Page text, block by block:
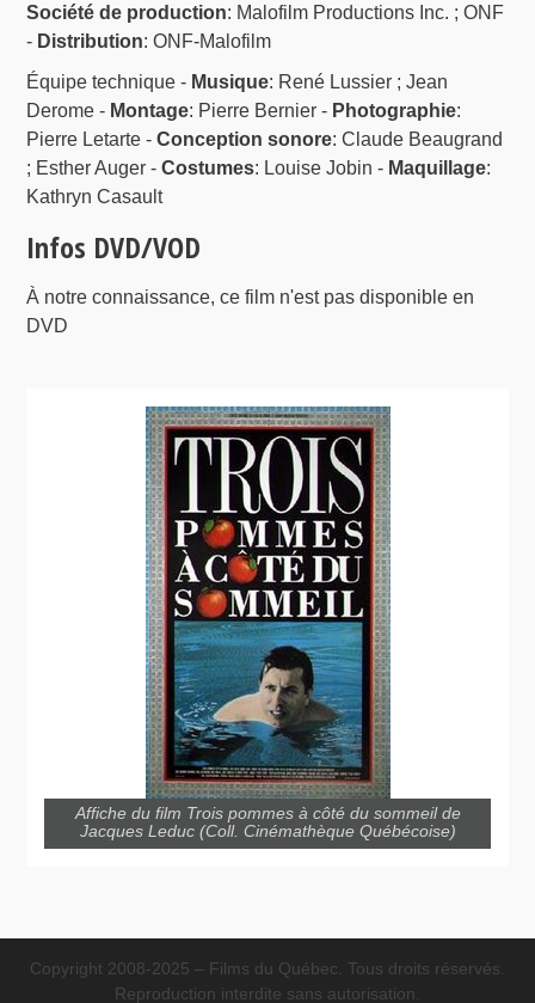
Société de production: Malofilm Productions Inc. ; ONF
- Distribution: ONF-Malofilm
Équipe technique - Musique: René Lussier ; Jean
Derome - Montage: Pierre Bernier - Photographie:
Pierre Letarte -Conception sonore: Claude Beaugrand
; Esther Auger -Costumes: Louise Jobin - Maquillage:
Kathryn Casault
Infos DVD/VOD
À notre connaissance, ce film n'est pas disponible en
DVD
Affiche du film Trois pommes à côté du sommeil de
Jacques Leduc (Coll. Cinémathèque Québécoise)
Copyright 2008-2025 – Films du Québec. Tous droits réservés.
Reproduction interdite sans autorisation.